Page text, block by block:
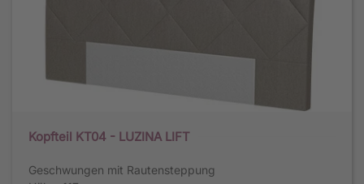
Kopfteil KT04 - LUZINA LIFT
Geschwungen mit Rautensteppung